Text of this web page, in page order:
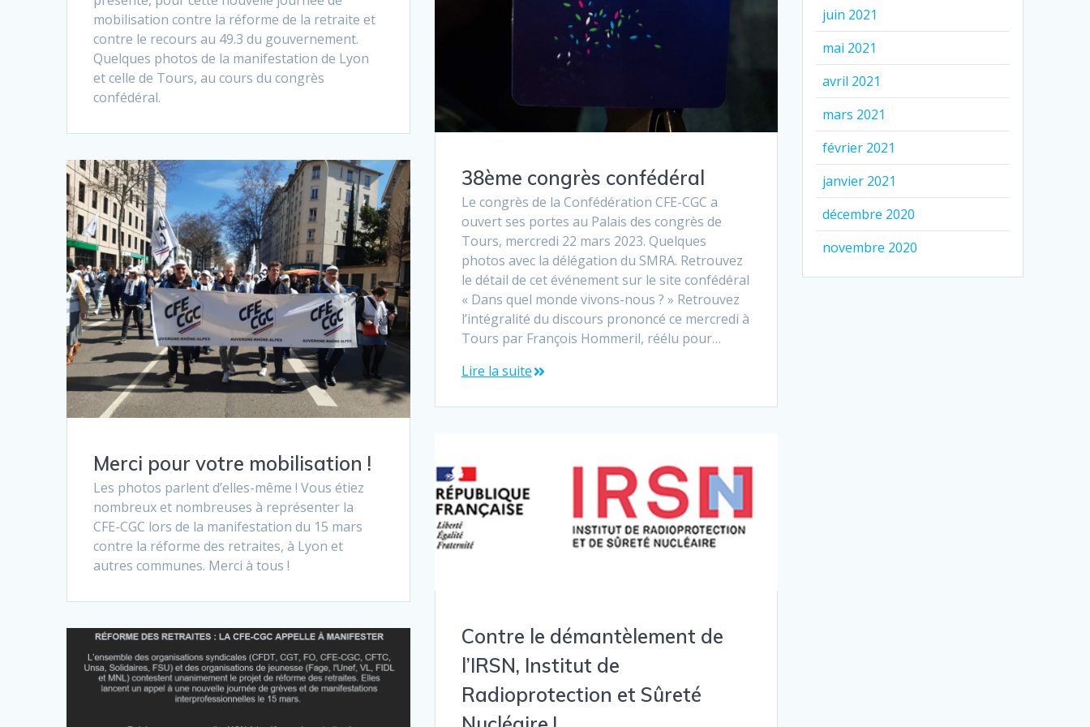
mobilisation contre la réforme de la retraite et
contre le recours au 49.3 du gouvernement.
Quelques photos de la manifestation de Lyon
et celle de Tours, au cours du congrès
confédéral.
38ème congrès confédéral
Le congrès de la Confédération CFE-CGC a
ouvert ses portes au Palais des congrès de
Tours, mercredi 22 mars 2023. Quelques
photos avec la délégation du SMRA. Retrouvez
le détail de cet événement sur le site confédéral
« Dans quel monde vivons-nous ? » Retrouvez
l’intégralité du discours prononcé ce mercredi à
Tours par François Hommeril, réélu pour…
Lire la suite
Merci pour votre mobilisation !
Les photos parlent d’elles-même ! Vous étiez
nombreux et nombreuses à représenter la
CFE-CGC lors de la manifestation du 15 mars
contre la réforme des retraites, à Lyon et
autres communes. Merci à tous !
Contre le démantèlement de
l’IRSN, Institut de
Radioprotection et Sûreté
juin 2021
mai 2021
avril 2021
mars 2021
février 2021
janvier 2021
décembre 2020
novembre 2020